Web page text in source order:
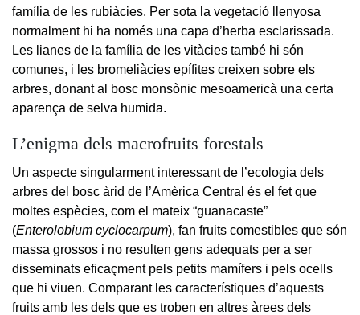
família de les rubiàcies. Per sota la vegetació llenyosa
normalment hi ha només una capa d’herba esclarissada.
Les lianes de la família de les vitàcies també hi són
comunes, i les bromeliàcies epífites creixen sobre els
arbres, donant al bosc monsònic mesoamericà una certa
aparença de selva humida.
L’enigma dels macrofruits forestals
Un aspecte singularment interessant de l’ecologia dels
arbres del bosc àrid de l’Amèrica Central és el fet que
moltes espècies, com el mateix “guanacaste”
(Enterolobium cyclocarpum), fan fruits comestibles que són
massa grossos i no resulten gens adequats per a ser
disseminats eficaçment pels petits mamífers i pels ocells
que hi viuen. Comparant les característiques d’aquests
fruits amb les dels que es troben en altres àrees dels